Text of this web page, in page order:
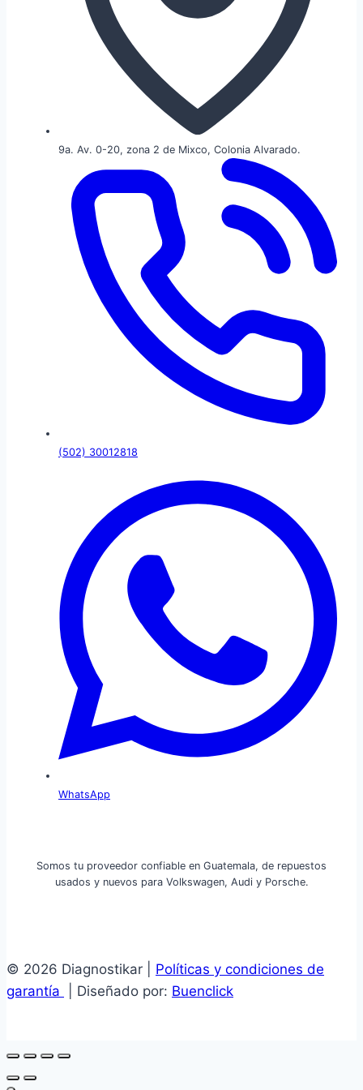
9a. Av. 0-20, zona 2 de Mixco, Colonia Alvarado.
(502) 30012818
WhatsApp
Somos tu proveedor confiable en Guatemala, de repuestos
usados y nuevos para Volkswagen, Audi y Porsche.
© 2026 Diagnostikar | Políticas y condiciones de
garantía
| Diseñado por: Buenclick